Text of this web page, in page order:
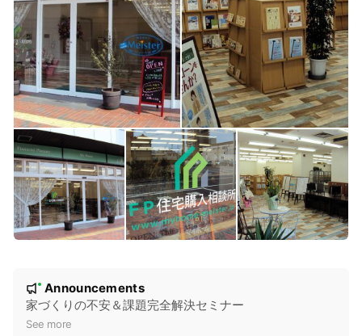
New
Announcements
家づくりの不安＆課題完全解決セミナー
See more